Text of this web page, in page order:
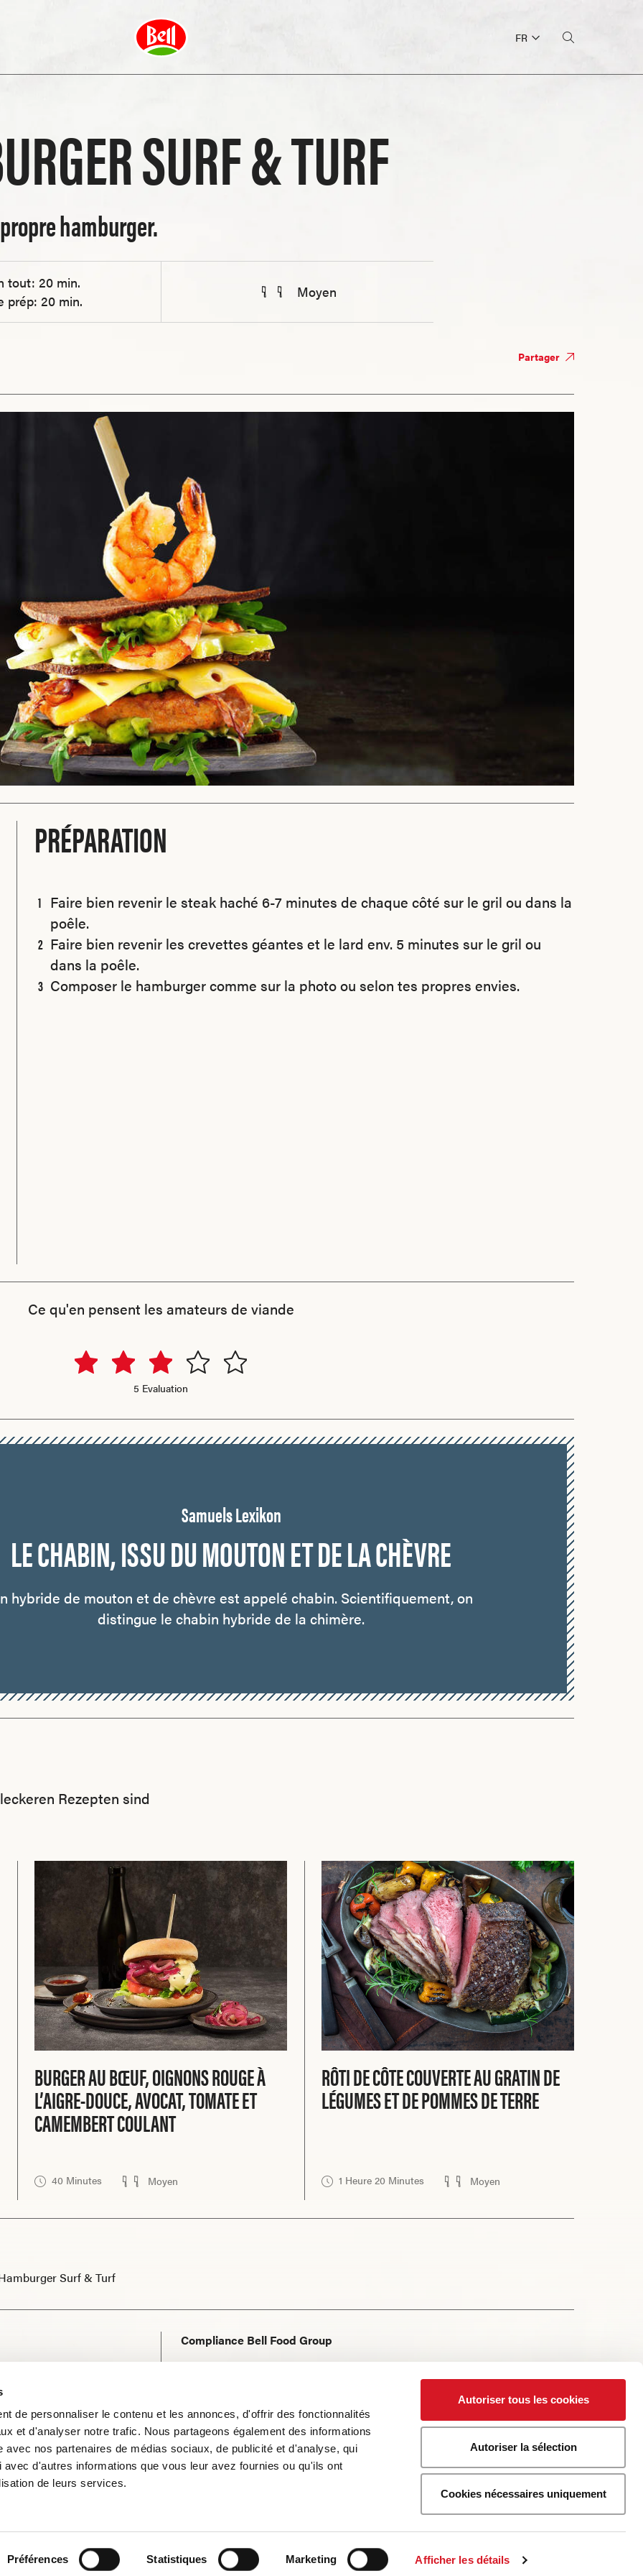
de personnaliser le contenu et les annonces, d'offrir des fonctionnalités
et d'analyser notre trafic. Nous partageons également des informations
avec nos partenaires de médias sociaux, de publicité et d'analyse, qui
d'autres informations que vous leur avez fournies ou qu'ils ont
de leurs services.
Préférences Statistiques Marketing Afficher les détails
Autoriser tous les cookies
Autoriser la sélection
Cookies nécessaires uniquement
FR
SURF & TURF
hamburger.
tout: 20 min.
prép: 20 min.
Moyen
Partager
PRÉPARATION
Faire bien revenir le steak haché 6-7 minutes de chaque côté sur le gril ou dans la
poêle.
Faire bien revenir les crevettes géantes et le lard env. 5 minutes sur le gril ou
dans la poêle.
Composer le hamburger comme sur la photo ou selon tes propres envies.
Ce qu'en pensent les amateurs de viande
5 Evaluation
Samuels Lexikon
LE CHABIN, ISSU DU MOUTON ET DE LA CHÈVRE
hybride de mouton et de chèvre est appelé chabin. Scientifiquement, on
distingue le chabin hybride de la chimère.
Rezepten sind
BURGER AU BŒUF, OIGNONS ROUGE À
L’AIGRE-DOUCE, AVOCAT, TOMATE ET
CAMEMBERT COULANT
40 Minutes Moyen
RÔTI DE CÔTE COUVERTE AU GRATIN DE
LÉGUMES ET DE POMMES DE TERRE
1 Heure 20 Minutes Moyen
Surf & Turf
Compliance Bell Food Group
Déclaration de confidentialité
Utilisation de cookies